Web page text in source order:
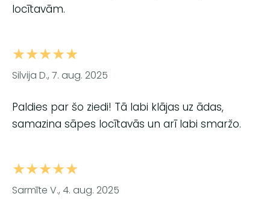
locītavām.
★★★★★
Silvija D., 7. aug. 2025
Paldies par šo ziedi! Tā labi klājas uz ādas,
samazina sāpes locītavās un arī labi smaržo.
★★★★★
Sarmīte V., 4. aug. 2025